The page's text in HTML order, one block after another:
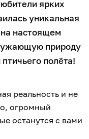
ярких
уникальная
настоящем
природу
полёта!
реальность и не
огромный
останутся с вами